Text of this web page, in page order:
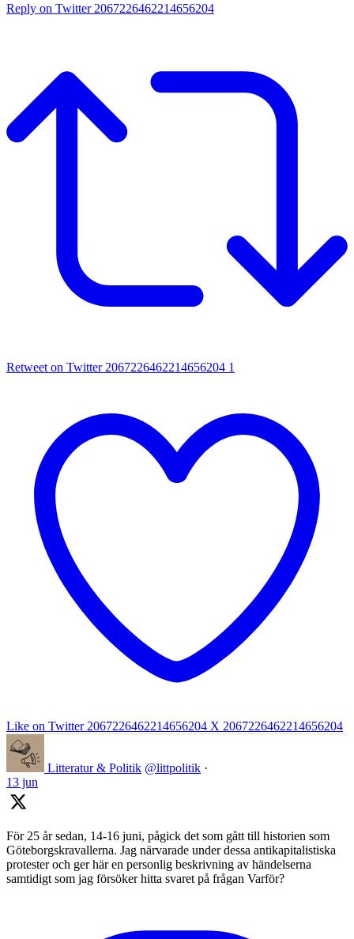
Reply on Twitter 2067226462214656204
Retweet on Twitter 2067226462214656204 1
Like on Twitter 2067226462214656204 X 2067226462214656204
Litteratur & Politik @littpolitik ·
13 jun
För 25 år sedan, 14-16 juni, pågick det som gått till historien som
Göteborgskravallerna. Jag närvarade under dessa antikapitalistiska
protester och ger här en personlig beskrivning av händelserna
samtidigt som jag försöker hitta svaret på frågan Varför?